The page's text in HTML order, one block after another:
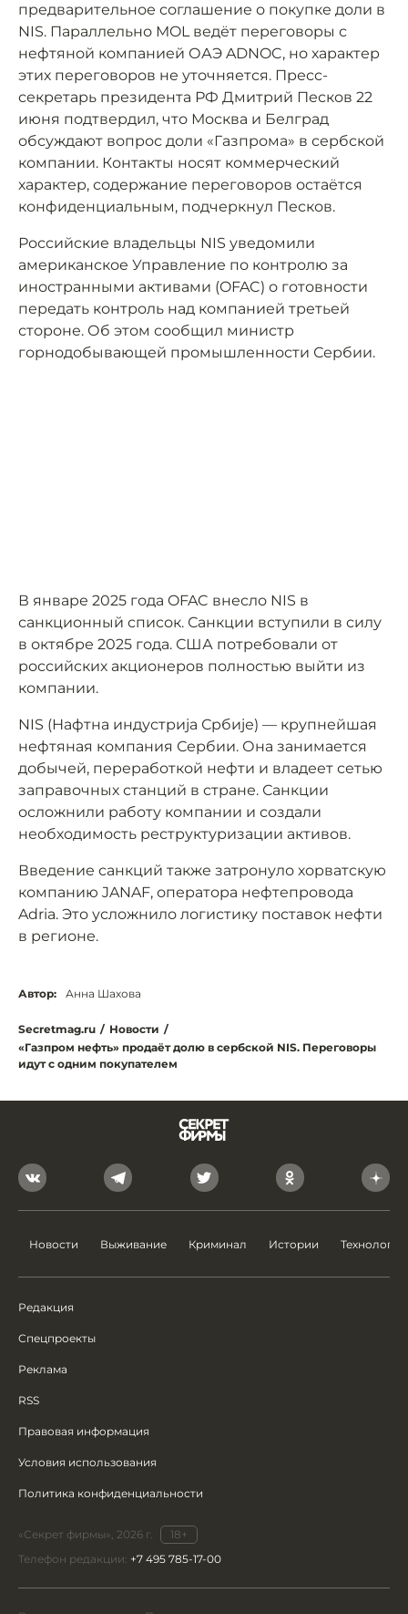
предварительное соглашение о покупке доли в
NIS. Параллельно MOL ведёт переговоры с
нефтяной компанией ОАЭ ADNOC, но характер
этих переговоров не уточняется. Пресс-
секретарь президента РФ Дмитрий Песков 22
июня подтвердил, что Москва и Белград
обсуждают вопрос доли «Газпрома» в сербской
компании. Контакты носят коммерческий
характер, содержание переговоров остаётся
конфиденциальным, подчеркнул Песков.
Российские владельцы NIS уведомили
американское Управление по контролю за
иностранными активами (OFAC) о готовности
передать контроль над компанией третьей
стороне. Об этом сообщил министр
горнодобывающей промышленности Сербии.
В январе 2025 года OFAC внесло NIS в
санкционный список. Санкции вступили в силу
в октябре 2025 года. США потребовали от
российских акционеров полностью выйти из
компании.
NIS (Нафтна индустрија Србије) — крупнейшая
нефтяная компания Сербии. Она занимается
добычей, переработкой нефти и владеет сетью
заправочных станций в стране. Санкции
осложнили работу компании и создали
необходимость реструктуризации активов.
Введение санкций также затронуло хорватскую
компанию JANAF, оператора нефтепровода
Adria. Это усложнило логистику поставок нефти
в регионе.
Автор: Анна Шахова
Secretmag.ru / Новости /
«Газпром нефть» продаёт долю в сербской NIS. Переговоры
идут с одним покупателем
Новости Выживание Криминал Истории Технологии
Редакция
Спецпроекты
Реклама
RSS
Правовая информация
Условия использования
Политика конфиденциальности
«Секрет фирмы», 2026 г.
18+
Телефон редакции: +7 495 785-17-00